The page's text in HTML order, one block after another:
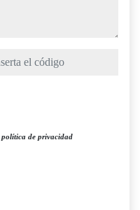
política de privacidad